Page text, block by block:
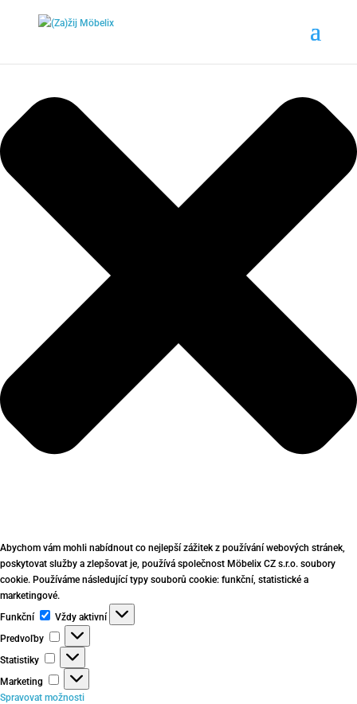
Abychom vám mohli nabídnout co nejlepší zážitek z používání webových stránek,
poskytovat služby a zlepšovat je, používá společnost Möbelix CZ s.r.o. soubory
cookie. Používáme následující typy souborů cookie: funkční, statistické a
marketingové.
Funkční
Funkční
Vždy aktivní
Predvoľby
Predvoľby
Statistiky
Statistiky
Marketing
Marketing
Spravovat možnosti